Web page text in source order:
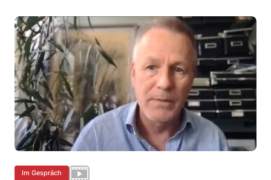
Im Gespräch